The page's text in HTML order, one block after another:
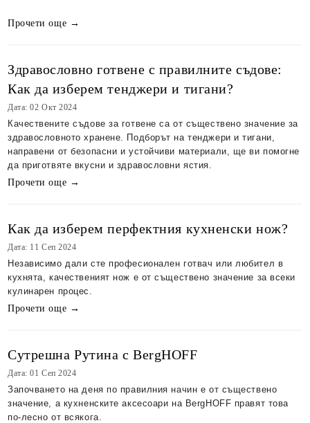
Прочети още →
Здравословно готвене с правилните съдове:
Как да изберем тенджери и тигани?
Дата: 02 Окт 2024
Качествените съдове за готвене са от съществено значение за
здравословното хранене. Подборът на тенджери и тигани,
направени от безопасни и устойчиви материали, ще ви помогне
да приготвяте вкусни и здравословни ястия.
Прочети още →
Как да изберем перфектния кухненски нож?
Дата: 11 Сеп 2024
Независимо дали сте професионален готвач или любител в
кухнята, качественият нож е от съществено значение за всеки
кулинарен процес.
Прочети още →
Сутрешна Рутина с BergHOFF
Дата: 01 Сеп 2024
Започването на деня по правилния начин е от съществено
значение, а кухненските аксесоари на BergHOFF правят това
по-лесно от всякога.